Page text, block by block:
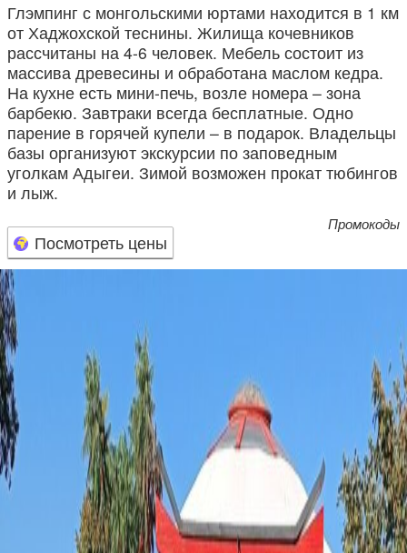
Глэмпинг с монгольскими юртами находится в 1 км
от Хаджохской теснины. Жилища кочевников
рассчитаны на 4-6 человек. Мебель состоит из
массива древесины и обработана маслом кедра.
На кухне есть мини-печь, возле номера – зона
барбекю. Завтраки всегда бесплатные. Одно
парение в горячей купели – в подарок. Владельцы
базы организуют экскурсии по заповедным
уголкам Адыгеи. Зимой возможен прокат тюбингов
и лыж.
Посмотреть цены
Промокоды